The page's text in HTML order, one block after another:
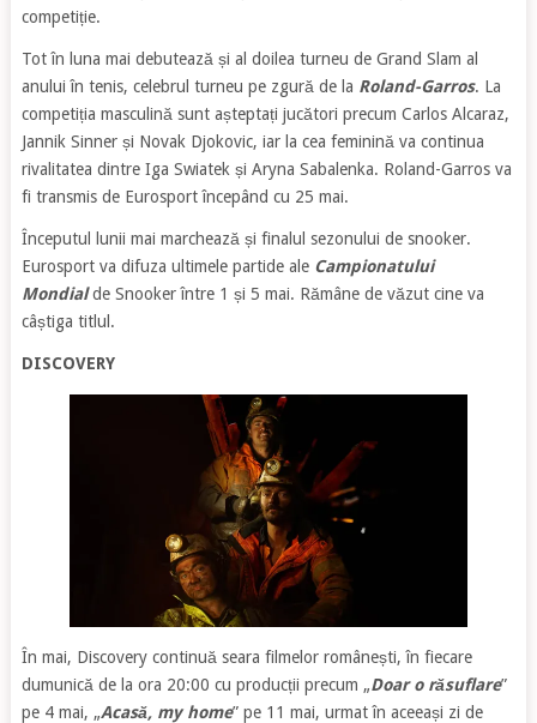
competiție.
Tot în luna mai debutează și al doilea turneu de Grand Slam al
anului în tenis, celebrul turneu pe zgură de la Roland-Garros. La
competiția masculină sunt așteptați jucători precum Carlos Alcaraz,
Jannik Sinner și Novak Djokovic, iar la cea feminină va continua
rivalitatea dintre Iga Swiatek și Aryna Sabalenka. Roland-Garros va
fi transmis de Eurosport începând cu 25 mai.
Începutul lunii mai marchează și finalul sezonului de snooker.
Eurosport va difuza ultimele partide ale Campionatului
Mondialde Snooker între 1 și 5 mai. Rămâne de văzut cine va
câștiga titlul.
DISCOVERY
În mai, Discovery continuă seara filmelor românești, în fiecare
dumunică de la ora 20:00 cu producții precum „Doar o răsuflare”
pe 4 mai, „Acasă, my home” pe 11 mai, urmat în aceeași zi de